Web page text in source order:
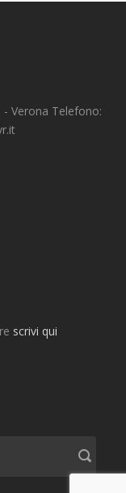
Verona Telefono:
scrivi qui